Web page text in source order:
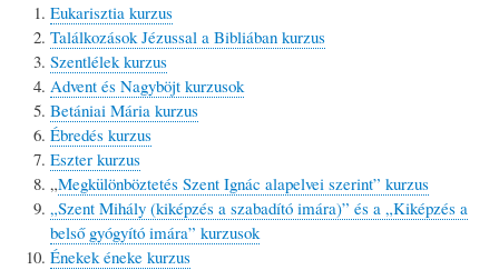
Eukarisztia kurzus
Találkozások Jézussal a Bibliában kurzus
Szentlélek kurzus
Advent és Nagyböjt kurzusok
Betániai Mária kurzus
Ébredés kurzus
Eszter kurzus
„Megkülönböztetés Szent Ignác alapelvei szerint” kurzus
„Szent Mihály (kiképzés a szabadító imára)” és a „Kiképzés a
belső gyógyító imára” kurzusok
Énekek éneke kurzus